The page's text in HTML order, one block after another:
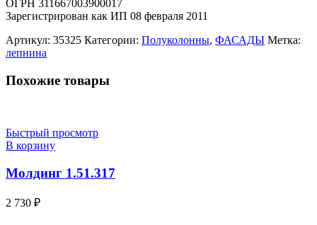
ОГРН 311667003900017
Зарегистрирован как ИП 08 февраля 2011
Артикул: 35325 Категории: Полуколонны, ФАСАДЫ Метка:
лепнина
Похожие товары
Быстрый просмотр
В корзину
Молдинг 1.51.317
2 730 ₽